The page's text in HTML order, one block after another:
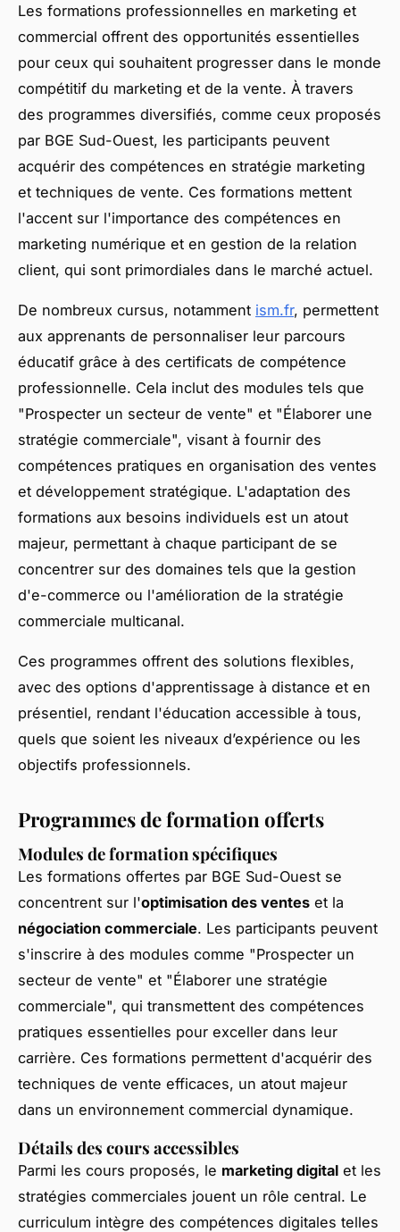
Les formations professionnelles en marketing et
commercial offrent des opportunités essentielles
pour ceux qui souhaitent progresser dans le monde
compétitif du marketing et de la vente. À travers
des programmes diversifiés, comme ceux proposés
par BGE Sud-Ouest, les participants peuvent
acquérir des compétences en stratégie marketing
et techniques de vente. Ces formations mettent
l'accent sur l'importance des compétences en
marketing numérique et en gestion de la relation
client, qui sont primordiales dans le marché actuel.
De nombreux cursus, notamment ism.fr, permettent
aux apprenants de personnaliser leur parcours
éducatif grâce à des certificats de compétence
professionnelle. Cela inclut des modules tels que
"Prospecter un secteur de vente" et "Élaborer une
stratégie commerciale", visant à fournir des
compétences pratiques en organisation des ventes
et développement stratégique. L'adaptation des
formations aux besoins individuels est un atout
majeur, permettant à chaque participant de se
concentrer sur des domaines tels que la gestion
d'e-commerce ou l'amélioration de la stratégie
commerciale multicanal.
Ces programmes offrent des solutions flexibles,
avec des options d'apprentissage à distance et en
présentiel, rendant l'éducation accessible à tous,
quels que soient les niveaux d’expérience ou les
objectifs professionnels.
Programmes de formation offerts
Modules de formation spécifiques
Les formations offertes par BGE Sud-Ouest se
concentrent sur l'optimisation des ventes et la
négociation commerciale. Les participants peuvent
s'inscrire à des modules comme "Prospecter un
secteur de vente" et "Élaborer une stratégie
commerciale", qui transmettent des compétences
pratiques essentielles pour exceller dans leur
carrière. Ces formations permettent d'acquérir des
techniques de vente efficaces, un atout majeur
dans un environnement commercial dynamique.
Détails des cours accessibles
Parmi les cours proposés, le marketing digital et les
stratégies commerciales jouent un rôle central. Le
curriculum intègre des compétences digitales telles